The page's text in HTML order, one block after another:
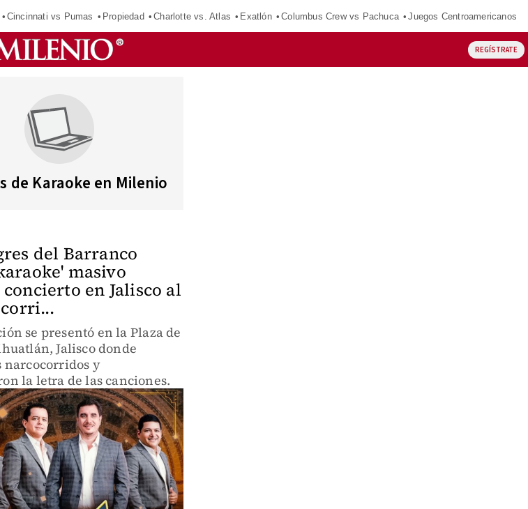
Cincinnati vs Pumas Propiedad Charlotte vs. Atlas Exatlón Columbus Crew vs Pachuca Juegos Centroamericanos
REGÍSTRATE
de Karaoke en Milenio
del Barranco
masivo
en Jalisco al
se presentó en la Plaza de
Jalisco donde
narcocorridos y
la letra de las canciones.